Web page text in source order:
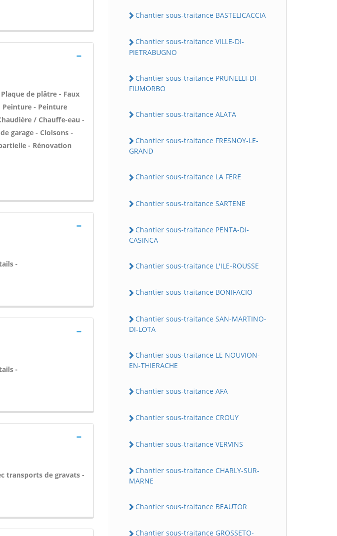
de plâtre - Faux
- Peinture
/ Chauffe-eau -
garage - Cloisons -
- Rénovation
-
-
transports de gravats -
Chantier sous-traitance BASTELICACCIA
Chantier sous-traitance VILLE-DI-
PIETRABUGNO
Chantier sous-traitance PRUNELLI-DI-
FIUMORBO
Chantier sous-traitance ALATA
Chantier sous-traitance FRESNOY-LE-
GRAND
Chantier sous-traitance LA FERE
Chantier sous-traitance SARTENE
Chantier sous-traitance PENTA-DI-
CASINCA
Chantier sous-traitance L'ILE-ROUSSE
Chantier sous-traitance BONIFACIO
Chantier sous-traitance SAN-MARTINO-
DI-LOTA
Chantier sous-traitance LE NOUVION-
EN-THIERACHE
Chantier sous-traitance AFA
Chantier sous-traitance CROUY
Chantier sous-traitance VERVINS
Chantier sous-traitance CHARLY-SUR-
MARNE
Chantier sous-traitance BEAUTOR
Chantier sous-traitance GROSSETO-